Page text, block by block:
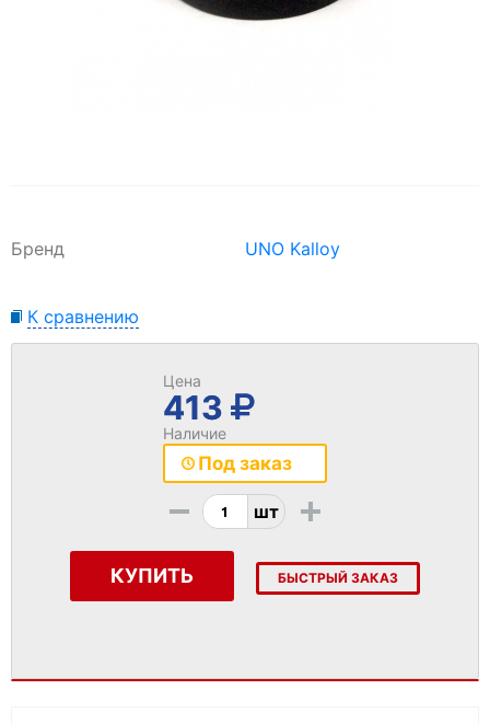
Бренд UNO Kalloy
К сравнению
Цена
413
Наличие
Под заказ
- шт +
КУПИТЬ БЫСТРЫЙ ЗАКАЗ